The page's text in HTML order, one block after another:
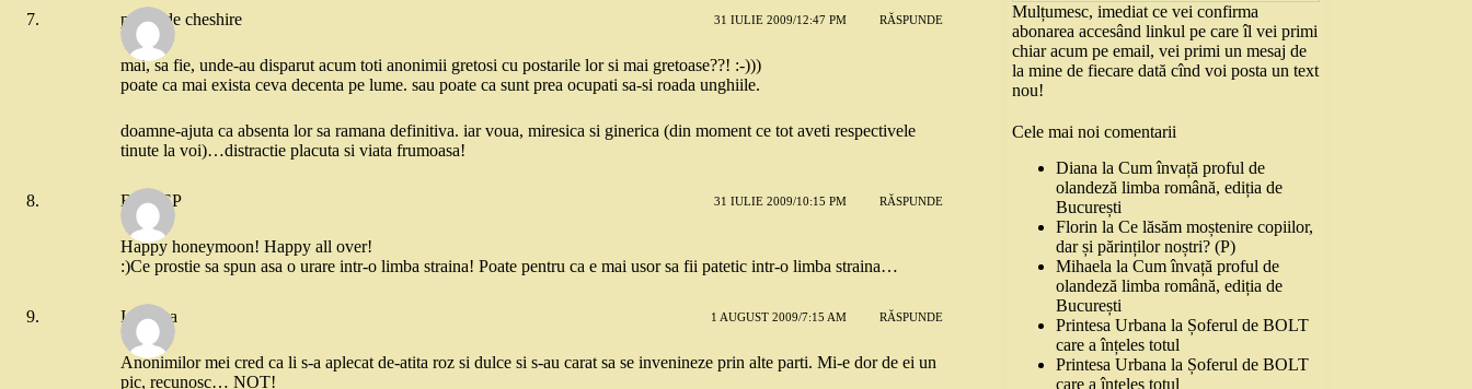
pisica de cheshire 31 IULIE 2009/12:47 PM RĂSPUNDE
mai, sa fie, unde-au disparut acum toti anonimii gretosi cu postarile lor si mai gretoase??! :-)))
poate ca mai exista ceva decenta pe lume. sau poate ca sunt prea ocupati sa-si roada unghiile.
doamne-ajuta ca absenta lor sa ramana definitiva. iar voua, miresica si ginerica (din moment ce tot aveti respectivele
tinute la voi)…distractie placuta si viata frumoasa!
B85CSP 31 IULIE 2009/10:15 PM RĂSPUNDE
Happy honeymoon! Happy all over!
:)Ce prostie sa spun asa o urare intr-o limba straina! Poate pentru ca e mai usor sa fii patetic intr-o limba straina…
Ionouka 1 AUGUST 2009/7:15 AM RĂSPUNDE
Anonimilor mei cred ca li s-a aplecat de-atita roz si dulce si s-au carat sa se invenineze prin alte parti. Mi-e dor de ei un
pic, recunosc… NOT!
Mulțumesc, imediat ce vei confirma
abonarea accesând linkul pe care îl vei primi
chiar acum pe email, vei primi un mesaj de
la mine de fiecare dată cînd voi posta un text
nou!
Cele mai noi comentarii
Diana laCum învață proful de
olandeză limba română, ediția de
București
Florin laCe lăsăm moștenire copiilor,
dar și părinților noștri? (P)
Mihaela laCum învață proful de
olandeză limba română, ediția de
București
Printesa Urbana la Șoferul de BOLT
care a înțeles totul
Printesa Urbana la Șoferul de BOLT
care a înțeles totul